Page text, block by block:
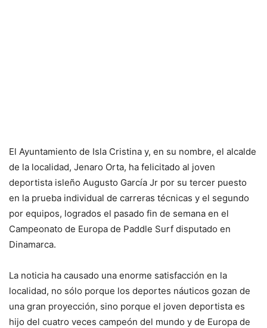
El Ayuntamiento de Isla Cristina y, en su nombre, el alcalde
de la localidad, Jenaro Orta, ha felicitado al joven
deportista isleño Augusto García Jr por su tercer puesto
en la prueba individual de carreras técnicas y el segundo
por equipos, logrados el pasado fin de semana en el
Campeonato de Europa de Paddle Surf disputado en
Dinamarca.
La noticia ha causado una enorme satisfacción en la
localidad, no sólo porque los deportes náuticos gozan de
una gran proyección, sino porque el joven deportista es
hijo del cuatro veces campeón del mundo y de Europa de